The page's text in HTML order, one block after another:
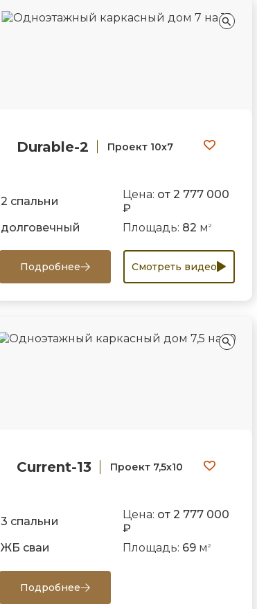
Durable-2 Проект 10х7
2 спальни
Цена: от 2 777 000
₽
долговечный
Площадь: 82 м2
Подробнее Смотреть видео
Current-13 Проект 7,5х10
3 спальни
Цена: от 2 777 000
₽
ЖБ сваи
Площадь: 69 м2
Подробнее